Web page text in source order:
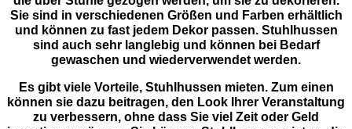
Sie sind in verschiedenen Größen und Farben erhältlich
und können zu fast jedem Dekor passen. Stuhlhussen
sind auch sehr langlebig und können bei Bedarf
gewaschen und wiederverwendet werden.
Es gibt viele Vorteile, Stuhlhussen mieten. Zum einen
können sie dazu beitragen, den Look Ihrer Veranstaltung
zu verbessern, ohne dass Sie viel Zeit oder Geld